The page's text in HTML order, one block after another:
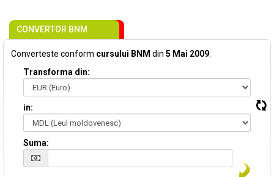
CONVERTOR BNM
Converteste conform cursului BNM din 5 Mai 2009:
Transforma din:
in:
Suma: